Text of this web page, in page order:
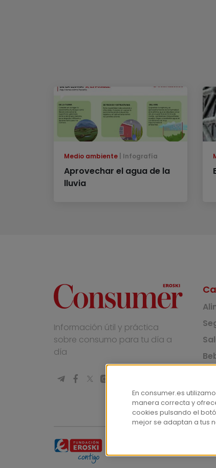
Medio ambiente Infografía
Aprovechar el agua de la
lluvia
Información útil y práctica
sobre consumo para tu día a
día
© Fundación EROSKI
En consumer.es
manera correcta y
cookies pulsando el
mejor se adaptan a tus